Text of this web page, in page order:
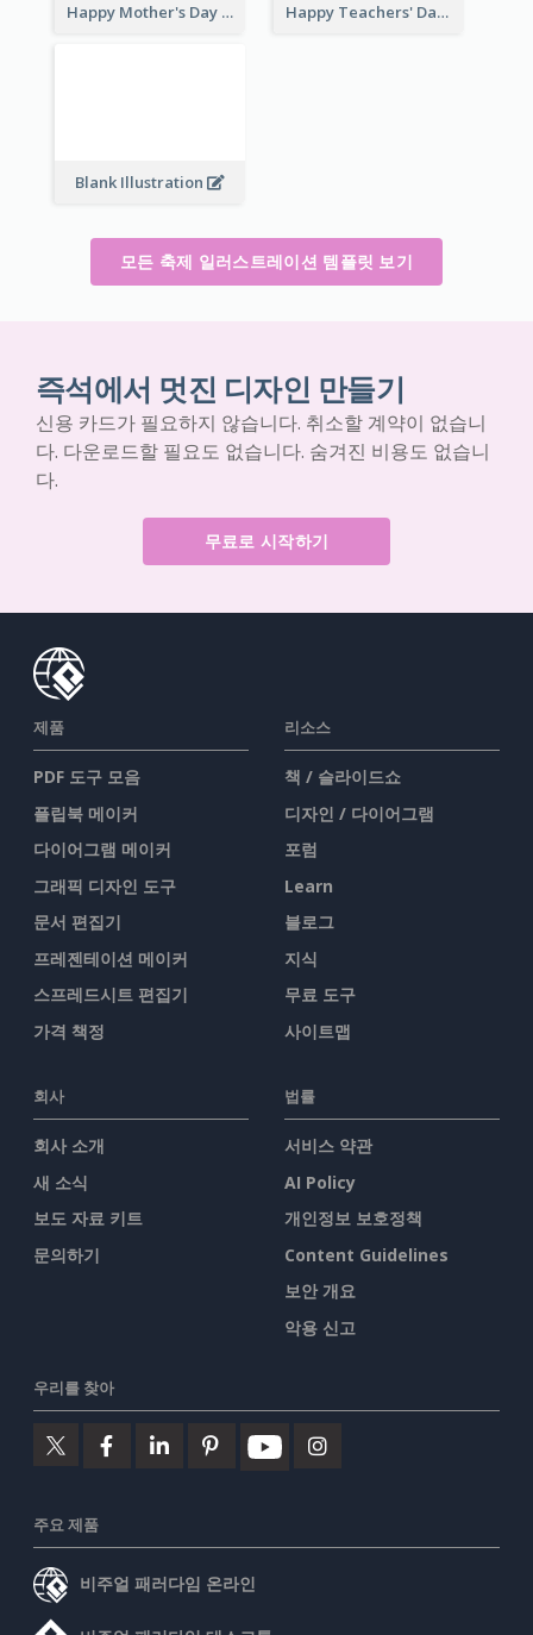
Happy Mother's Day Happy Teachers' Day
Blank Illustration
모든 축제 일러스트레이션 템플릿 보기
즉석에서 멋진 디자인 만들기
신용 카드가 필요하지 않습니다. 취소할 계약이 없습니
다. 다운로드할 필요도 없습니다. 숨겨진 비용도 없습니
다.
무료로 시작하기
제품
PDF 도구 모음
플립북 메이커
다이어그램 메이커
그래픽 디자인 도구
문서 편집기
프레젠테이션 메이커
스프레드시트 편집기
가격 책정
리소스
책 / 슬라이드쇼
디자인 / 다이어그램
포럼
Learn
블로그
지식
무료 도구
사이트맵
회사
회사 소개
새 소식
보도 자료 키트
문의하기
법률
서비스 약관
AI Policy
개인정보 보호정책
Content Guidelines
보안 개요
악용 신고
우리를 찾아
주요 제품
비주얼 패러다임 온라인